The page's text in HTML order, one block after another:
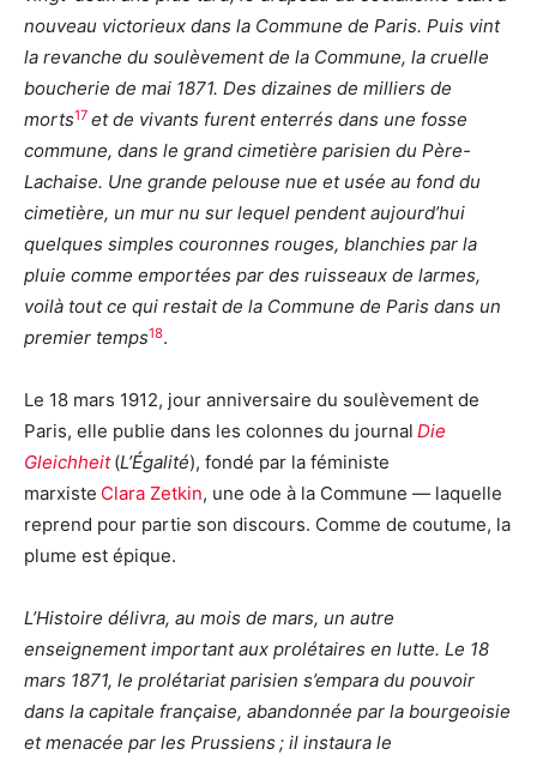
nouveau victorieux dans la Commune de Paris. Puis vint
la revanche du soulèvement de la Commune, la cruelle
boucherie de mai 1871. Des dizaines de milliers de
morts17 et de vivants furent enterrés dans une fosse
commune, dans le grand cimetière parisien du Père-
Lachaise. Une grande pelouse nue et usée au fond du
cimetière, un mur nu sur lequel pendent aujourd’hui
quelques simples couronnes rouges, blanchies par la
pluie comme emportées par des ruisseaux de larmes,
voilà tout ce qui restait de la Commune de Paris dans un
premier temps18.
Le 18 mars 1912, jour anniversaire du soulèvement de
Paris, elle publie dans les colonnes du journal Die
Gleichheit(L’Égalité), fondé par la féministe
marxiste Clara Zetkin, une ode à la Commune — laquelle
reprend pour partie son discours. Comme de coutume, la
plume est épique.
L’Histoire délivra, au mois de mars, un autre
enseignement important aux prolétaires en lutte. Le 18
mars 1871, le prolétariat parisien s’empara du pouvoir
dans la capitale française, abandonnée par la bourgeoisie
et menacée par les Prussiens ; il instaura le